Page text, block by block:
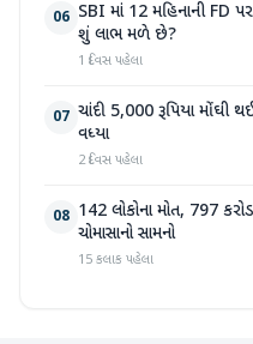
06 SBI માં 12 મહિનાની FD
શું લાભ મળે છે?
1 દિવસ પહેલા
07 ચાંદી 5,000 રૂપિયા મોંઘી
વધ્યા
2 દિવસ પહેલા
08 142 લોકોના મોત, 797
ચોમાસાનો સામનો
15 કલાક પહેલા